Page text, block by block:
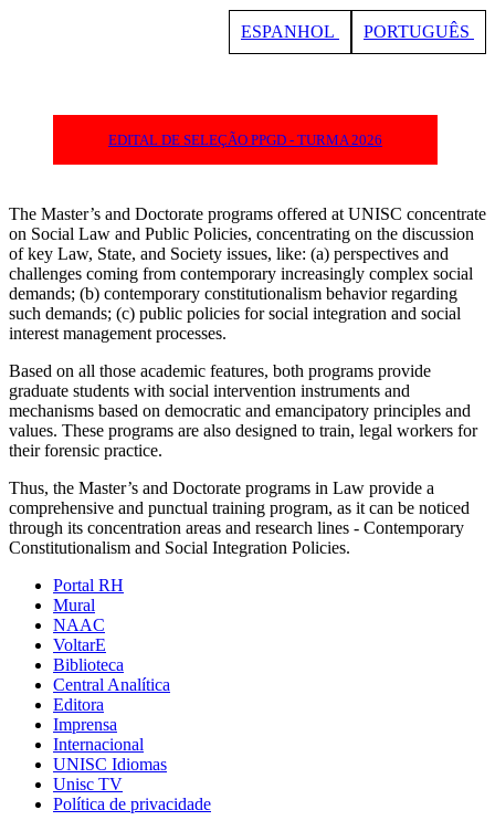
PORTUGUÊS
ESPANHOL
EDITAL DE SELEÇÃO PPGD - TURMA 2026
The Master’s and Doctorate programs offered at UNISC concentrate
on Social Law and Public Policies, concentrating on the discussion
of key Law, State, and Society issues, like: (a) perspectives and
challenges coming from contemporary increasingly complex social
demands; (b) contemporary constitutionalism behavior regarding
such demands; (c) public policies for social integration and social
interest management processes.
Based on all those academic features, both programs provide
graduate students with social intervention instruments and
mechanisms based on democratic and emancipatory principles and
values. These programs are also designed to train, legal workers for
their forensic practice.
Thus, the Master’s and Doctorate programs in Law provide a
comprehensive and punctual training program, as it can be noticed
through its concentration areas and research lines - Contemporary
Constitutionalism and Social Integration Policies.
Portal RH
Mural
NAAC
VoltarE
Biblioteca
Central Analítica
Editora
Imprensa
Internacional
UNISC Idiomas
Unisc TV
Política de privacidade